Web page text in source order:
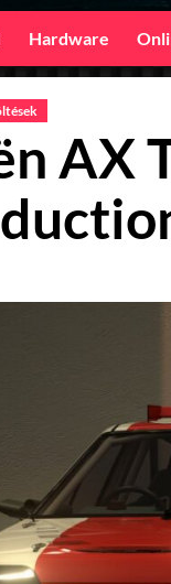
Hardware
AX